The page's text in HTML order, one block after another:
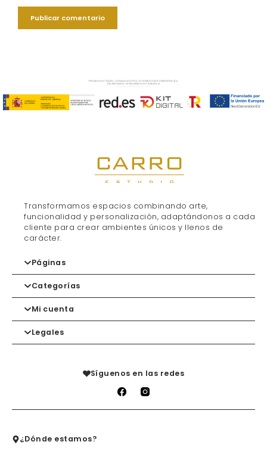
Transformamos espacios combinando arte,
funcionalidad y personalización, adaptándonos a cada
cliente para crear ambientes únicos y llenos de
carácter.
Páginas
Inicio
Marcas
Tienda
Categorías
Gorros
Mi cuenta
Carrito
Legales
Síguenos en las redes
¿Dónde estamos?